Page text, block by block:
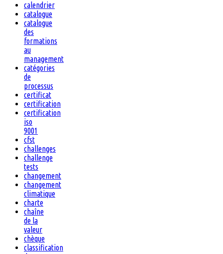
calendrier
catalogue
catalogue
des
formations
au
management
catégories
de
processus
certificat
certification
certification
iso
9001
cfst
challenges
challenge
tests
changement
changement
climatique
charte
chaîne
de la
valeur
chèque
classification